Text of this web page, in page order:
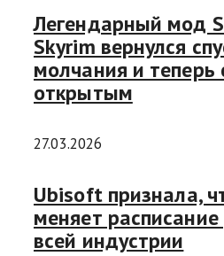
Легендарный мод
Skyrim вернулся
молчания и теперь
открытым
27.03.2026
Ubisoft признала,
меняет
всей индустрии